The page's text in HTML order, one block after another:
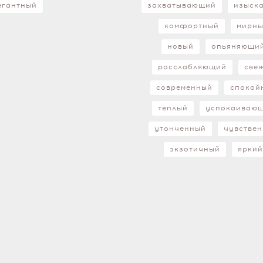
захватывающий
комфортный
новый
расслабляющий
современный
теплый
утонченный
экзотичный яркий